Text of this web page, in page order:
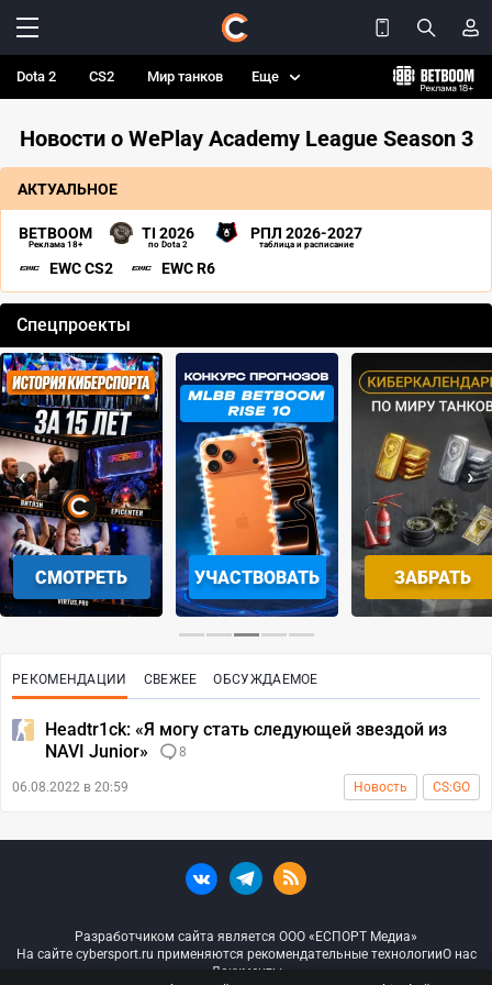
Dota 2 CS2 Мир танков Еще
Новости о WePlay Academy League Season 3
АКТУАЛЬНОЕ
BETBOOM
Реклама 18+
TI 2026
по Dota 2
РПЛ 2026-2027
таблица и расписание
EWC CS2 EWC R6
Спецпроекты
СМОТРЕТЬ УЧАСТВОВАТЬ ЗАБРАТЬ
‹ ›
РЕКОМЕНДАЦИИ СВЕЖЕЕ ОБСУЖДАЕМОЕ
Headtr1ck: «Я могу стать следующей звездой из
NAVI Junior»
8
06.08.2022 в 20:59 Новость CS:GO
Разработчиком сайта является ООО «ЕСПОРТ Медиа»
На сайте cybersport.ru применяются рекомендательные технологииО нас
Документы